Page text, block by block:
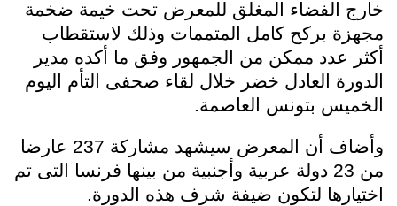
خارج الفضاء المغلق للمعرض تحت خيمة ضخمة
مجهزة بركح كامل المتممات وذلك لاستقطاب
أكثر عدد ممكن من الجمهور وفق ما أكده مدير
الدورة العادل خضر خلال لقاء صحفى التأم اليوم
الخميس بتونس العاصمة.
وأضاف أن المعرض سيشهد مشاركة 237 عارضا
من 23 دولة عربية وأجنبية من بينها فرنسا التى تم
اختيارها لتكون ضيفة شرف هذه الدورة.